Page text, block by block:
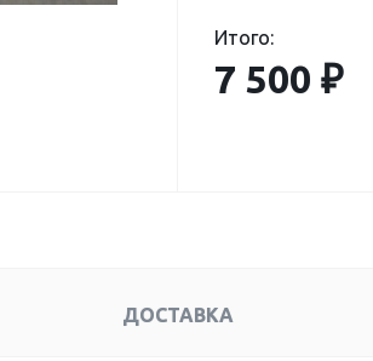
Итого:
7 500 ₽
ДОСТАВКА